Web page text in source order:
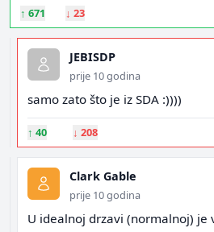
↑ 671 ↓ 23
JEBISDP
prije 10 godina
samo zato što je iz SDA :))))
↑ 40 ↓ 208
Clark Gable
prije 10 godina
U idealnoj drzavi (normalnoj) je